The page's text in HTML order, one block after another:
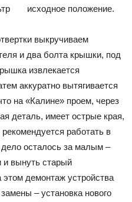
исходное положение.
выкручиваем
и два болта крышки, под
извлекается
аккуратно вытягивается
на «Калине» проем, через
деталь, имеет острые края,
работать в
дело осталось за малым –
и вынуть старый
демонтаж устройства
– установка нового